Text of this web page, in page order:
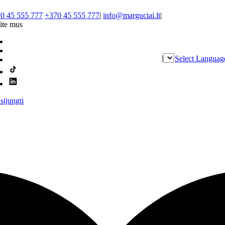
45 555 777 +370 45 555 777| info@marguciai.lt|
mus
| Select